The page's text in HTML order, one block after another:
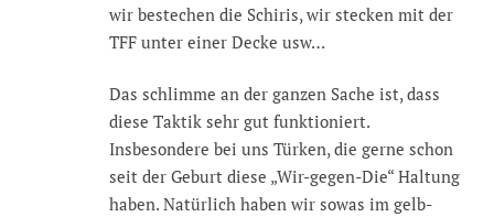
wir bestechen die Schiris, wir stecken mit der
TFF unter einer Decke usw…
Das schlimme an der ganzen Sache ist, dass
diese Taktik sehr gut funktioniert.
Insbesondere bei uns Türken, die gerne schon
seit der Geburt diese „Wir-gegen-Die“ Haltung
haben. Natürlich haben wir sowas im gelb-